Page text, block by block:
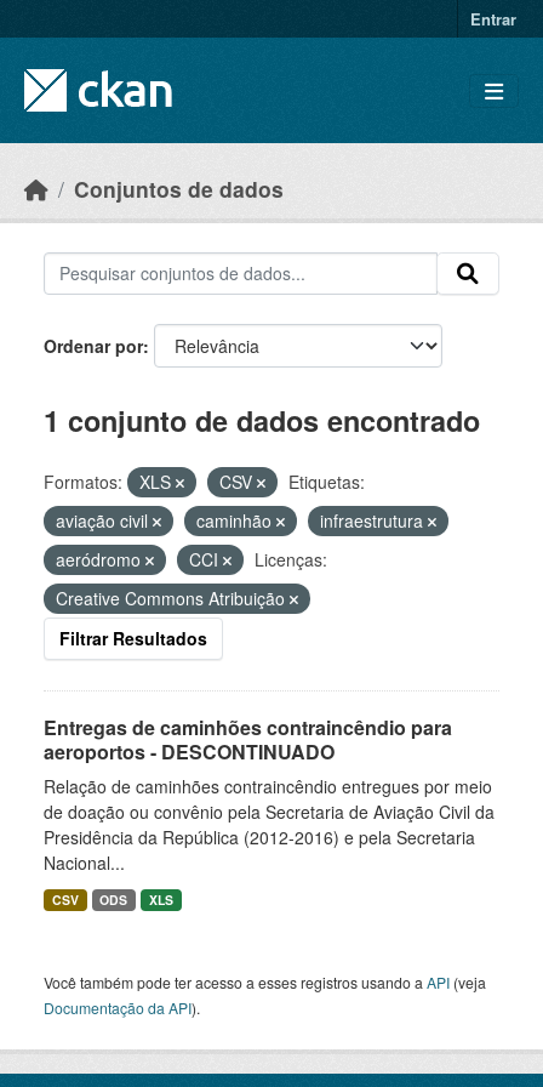
Entrar
Conjuntos de dados
Ordenar por
1 conjunto de dados encontrado
Formatos: XLS CSV
Etiquetas:
aviação civil
caminhão
infraestrutura
aeródromo
CCI
Licenças:
Creative Commons Atribuição
Filtrar Resultados
Entregas de caminhões contraincêndio para
aeroportos - DESCONTINUADO
Relação de caminhões contraincêndio entregues por meio
de doação ou convênio pela Secretaria de Aviação Civil da
Presidência da República (2012-2016) e pela Secretaria
Nacional...
CSV ODS XLS
Você também pode ter acesso a esses registros usando a API (veja
Documentação da API).